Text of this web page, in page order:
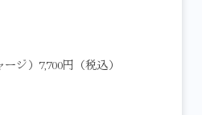
ジ）7,700円（税込）